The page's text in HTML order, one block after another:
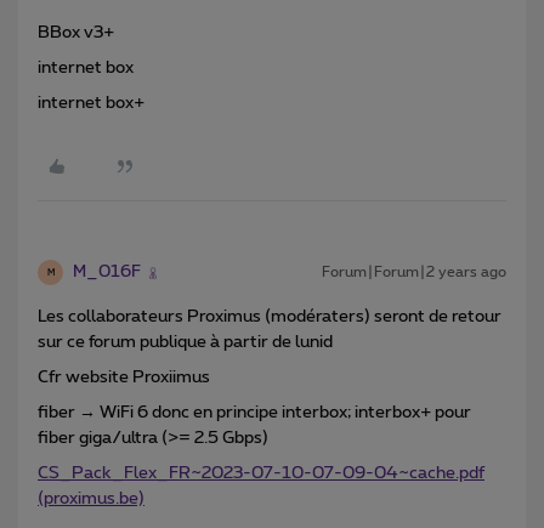
BBox v3+
internet box
internet box+
M M_016F Forum|Forum|2 years ago
Les collaborateurs Proximus (modératers) seront de retour
sur ce forum publique à partir de lunid
Cfr website Proxiimus
fiber → WiFi 6 donc en principe interbox; interbox+ pour
fiber giga/ultra (>= 2.5 Gbps)
CS_Pack_Flex_FR~2023-07-10-07-09-04~cache.pdf
(proximus.be)